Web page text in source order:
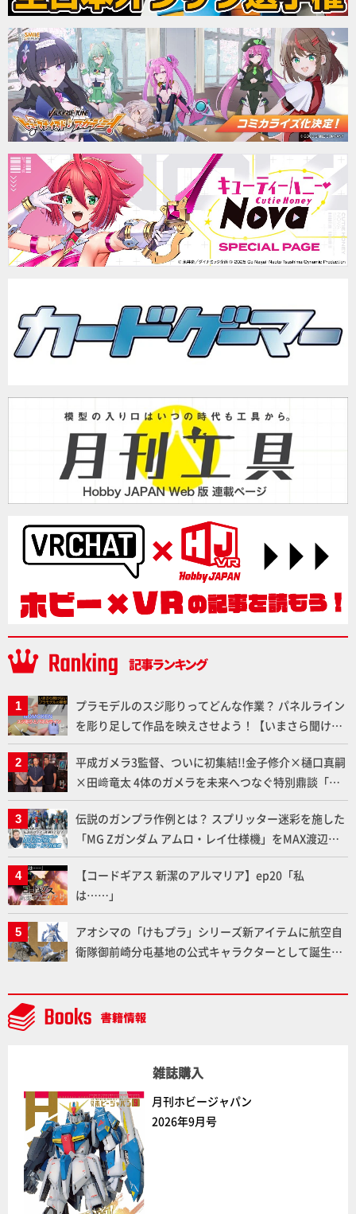
プラモデルのスジ彫りってどんな作業？ パネルライン
を彫り足して作品を映えさせよう！【いまさら聞けな
いプラモデルの基礎：スジ彫りとパネルライン】
平成ガメラ3監督、ついに初集結!!金子修介×樋口真嗣
×田﨑竜太 4体のガメラを未来へつなぐ特別鼎談「ガ
メラ永久保存化プロジェクト FINAL」
伝説のガンプラ作例とは？ スプリッター迷彩を施した
「MG Zガンダム アムロ・レイ仕様機」をMAX渡辺が
ふたたび塗る!!【試し読み】
【コードギアス 新潔のアルマリア】ep20「私
は……」
アオシマの「けもプラ」シリーズ新アイテムに航空自
衛隊御前崎分屯基地の公式キャラクターとして誕生し
通常版の2ラインで発売！
雑誌購入
月刊ホビージャパン
2026年9月号